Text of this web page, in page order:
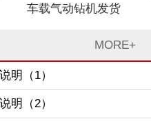
车载气动钻机发货
MORE+
明（1）
明（2）